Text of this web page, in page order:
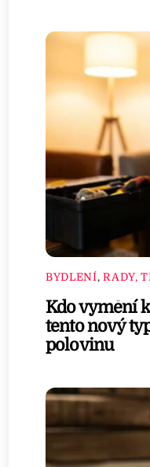
BYDLENÍ,RADY,
Kdo vymění
tento nový
polovinu